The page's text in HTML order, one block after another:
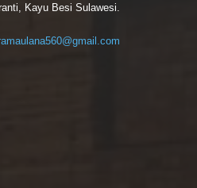
Kayu Besi Sulawesi.